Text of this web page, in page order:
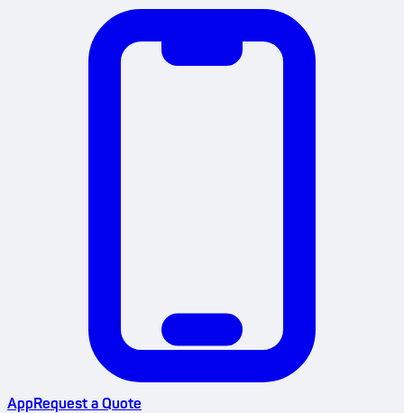
App Request a Quote